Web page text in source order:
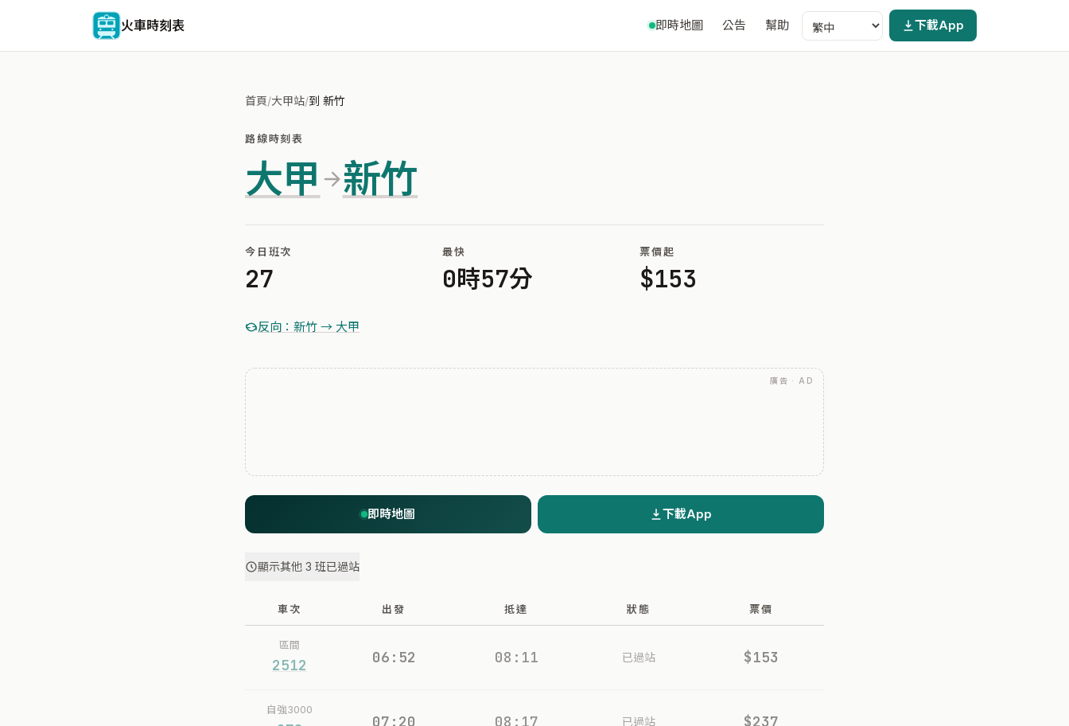
火車時刻表 即時地圖 公告 幫助 下載App
首頁/大甲站/到 新竹
路線時刻表
大甲 新竹
今日班次
27
最快
0時57分
票價起
$153
反向：新竹 → 大甲
廣告 · AD
即時地圖 下載App
顯示其他 3 班已過站
車次 出發 抵達 狀態 票價
區間
2512 06:52 08:11 已過站 $153
自強3000
07:20 08:17 已過站 $237